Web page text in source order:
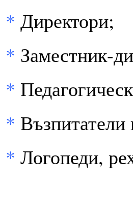
* Директори;
* Заместник-
*
*
* Логопеди,